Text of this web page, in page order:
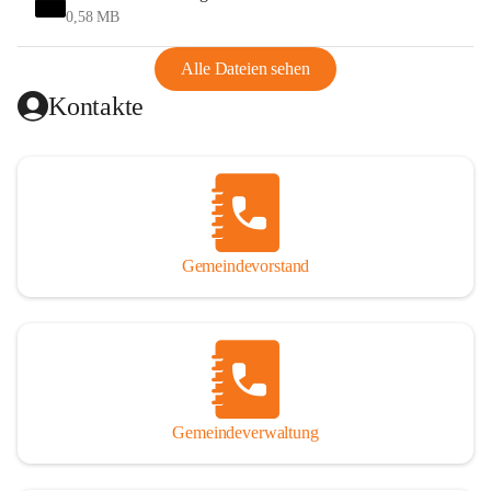
und Ungarn war. Dadurch war Wörterberg von Wörth
Aus diesem Grund war die Bevölkerung dazu gezwungen,
Schmuggel zu betreiben. Es kam oft zu nächtlichen
Überfällen und Schießereien. Erst mit dem Anschluss des
wirtschaftlich ging es bergauf. Dieser Aufschwung endete
1926. Es folgten Arbeitslosigkeit, Preissteigerung und
Unanbringlichkeit von Produkten. Daher wurde der
Anschluss an das Deutsche Reich begrüßt. Als der Zweite
Weltkrieg ausbrach, schwang die Stimmung um. Es starben
26 Männer an der Front, weitere 16 werden vermisst.
Von 1971 bis 1991 gehörte Wörterberg zur Gemeinde
Ollersdorf. Durch den Einsatz von mehreren Ortsansässigen
wurde Wörterberg 1991 wieder eine eigenständige
0,58 MB
Alle Dateien sehen
Kontakte
Gemeindevorstand
Gemeindeverwaltung